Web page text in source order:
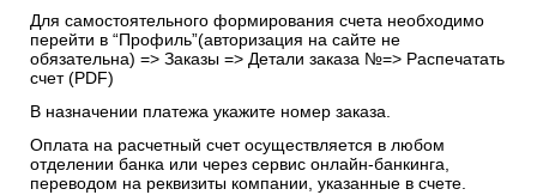
Для самостоятельного формирования счета необходимо
перейти в “Профиль”(авторизация на сайте не
обязательна) => Заказы => Детали заказа №=> Распечатать
счет (PDF)
В назначении платежа укажите номер заказа.
Оплата на расчетный счет осуществляется в любом
отделении банка или через сервис онлайн-банкинга,
переводом на реквизиты компании, указанные в счете.